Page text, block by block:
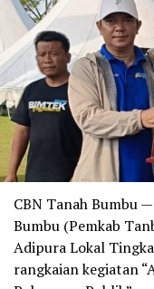
CBN Tanah Bumbu
Bumbu (Pemkab
Adipura Lokal
rangkaian kegiatan